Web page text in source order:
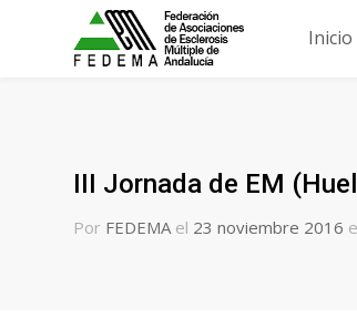
Inicio
III Jornada de EM
Por FEDEMA el 23 noviembre 2016